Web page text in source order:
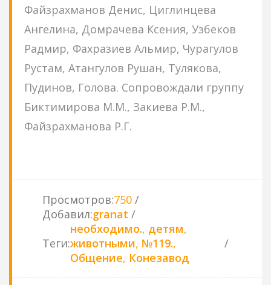
Файзрахманов Денис, Циглинцева
Ангелина, Домрачева Ксения, Узбеков
Радмир, Фахразиев Альмир, Чурагулов
Рустам, Атангулов Рушан, Тулякова,
Пудинов, Голова. Сопровождали группу
Биктимирова М.М., Закиева Р.М.,
Файзрахманова Р.Г.
Просмотров:750
Добавил:granat
Теги:
необходимо., детям,
животными, №119.,
Общение, Конезавод